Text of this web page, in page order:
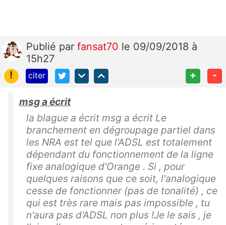
Publié par fansat70 le 09/09/2018 à
15h27
!
citer + -
msg a écrit
la blague a écrit msg a écrit Le
branchement en dégroupage partiel dans
les NRA est tel que l'ADSL est totalement
dépendant du fonctionnement de la ligne
fixe analogique d'Orange . Si , pour
quelques raisons que ce soit, l'analogique
cesse de fonctionner (pas de tonalité) , ce
qui est très rare mais pas impossible , tu
n'aura pas d'ADSL non plus !Je le sais , je